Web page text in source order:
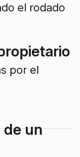
el rodado
por el
de un